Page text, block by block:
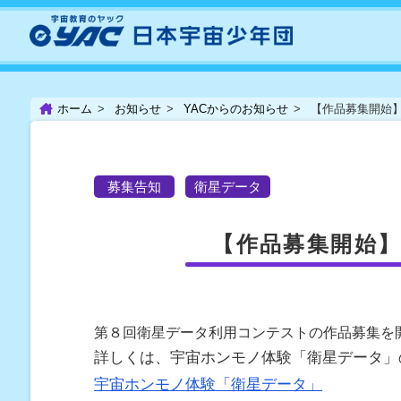
ホーム お知らせ YACからのお知らせ 【作品募集開始
募集告知 衛星データ
【作品募集開始
第８回衛星データ利用コンテストの作品募集を
詳しくは、宇宙ホンモノ体験「衛星データ
宇宙ホンモノ体験「衛星データ」